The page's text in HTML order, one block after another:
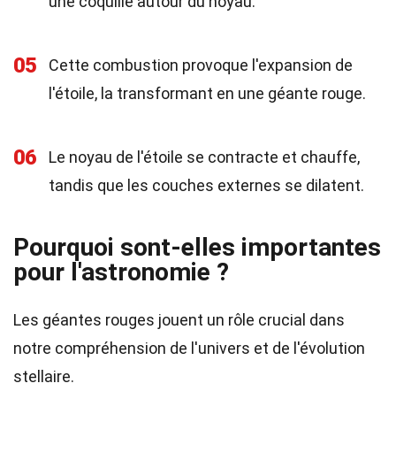
05
Cette combustion provoque l'expansion de
l'étoile, la transformant en une géante rouge.
06
Le noyau de l'étoile se contracte et chauffe,
tandis que les couches externes se dilatent.
Pourquoi sont-elles importantes
pour l'astronomie ?
Les géantes rouges jouent un rôle crucial dans
notre compréhension de l'univers et de l'évolution
stellaire.